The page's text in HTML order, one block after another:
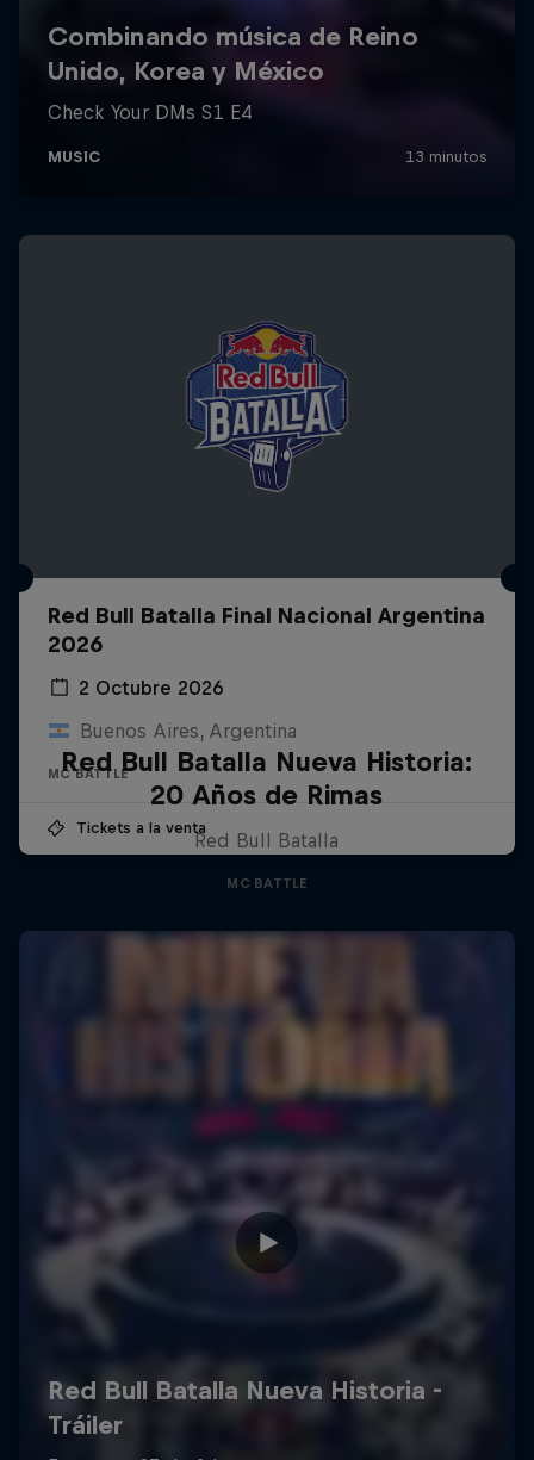
Red Bull Batalla Final Nacional Argentina
2026
2 Octubre 2026
Buenos Aires, Argentina
MC BATTLE
Tickets a la venta
Red Bull Batalla Nueva Historia:
20 Años de Rimas
Red Bull Batalla
MC BATTLE